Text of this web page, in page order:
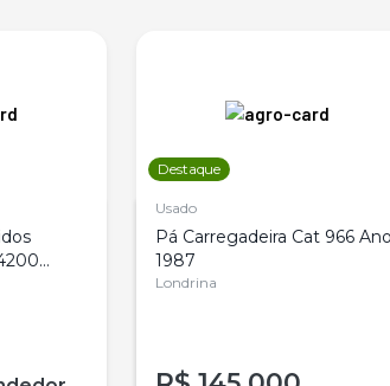
Destaque
Usado
Pá Carregadeira Cat 966
1987
Londrina